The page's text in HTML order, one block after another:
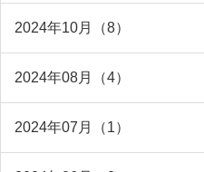
2024年10月（8）
2024年08月（4）
2024年07月（1）